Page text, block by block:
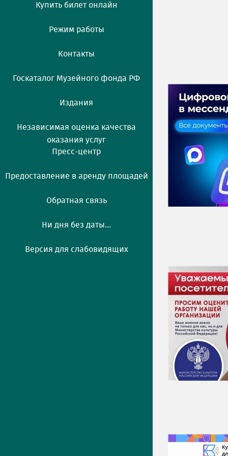
Купить билет онлайн
Режим работы
Контакты
Госкаталог Музейного фонда РФ
Издания
Независимая оценка качества
оказания услуг
Пресс-центр
Предоставление в аренду площадей
Обратная связь
Ни дня без даты...
Версия для слабовидящих